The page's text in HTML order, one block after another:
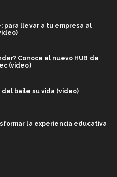
para llevar a tu empresa al
Conoce el nuevo HUB de
(video)
del baile su vida (video)
la experiencia educativa